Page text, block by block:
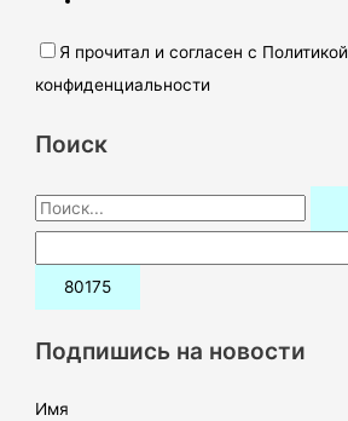
Я прочитал и согласен с Политикой
конфиденциальности
Поиск
П
о
и
:Подпишись на новости
Имя